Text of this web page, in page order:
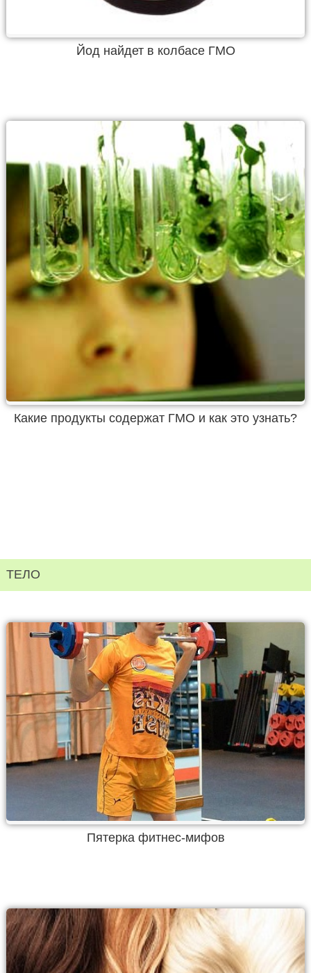
Йод найдет в колбасе ГМО
Какие продукты содержат ГМО и как это узнать?
ТЕЛО
Пятерка фитнес-мифов